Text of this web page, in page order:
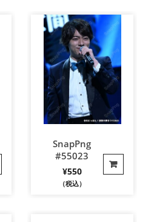
SnapPng
#55023
¥550
（税込）